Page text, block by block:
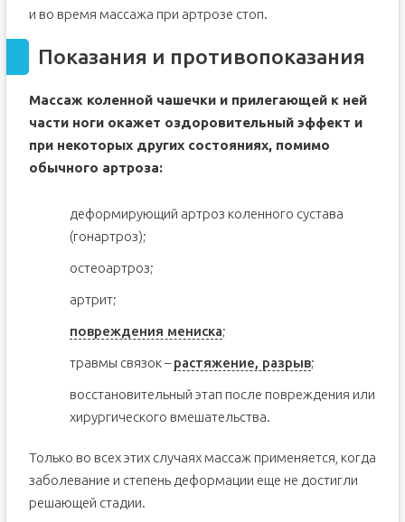
и во время массажа при артрозе стоп.
Показания и противопоказания
Массаж коленной чашечки и прилегающей к ней
части ноги окажет оздоровительный эффект и
при некоторых других состояниях, помимо
обычного артроза:
деформирующий артроз коленного сустава
(гонартроз);
остеоартроз;
артрит;
повреждения мениска;
травмы связок –растяжение, разрыв;
восстановительный этап после повреждения или
хирургического вмешательства.
Только во всех этих случаях массаж применяется, когда
заболевание и степень деформации еще не достигли
решающей стадии.